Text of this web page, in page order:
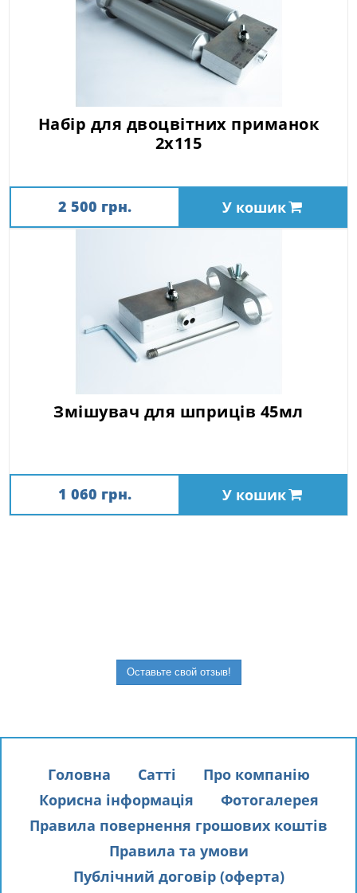
Набір для двоцвітних приманок
2х115
2 500 грн. У кошик
Змішувач для шприців 45мл
1 060 грн. У кошик
Оставьте свой отзыв!
Головна Сатті
Про компанію
Корисна інформація
Фотогалерея
Правила повернення грошових коштів
Правила та умови
Публічний договір (оферта)